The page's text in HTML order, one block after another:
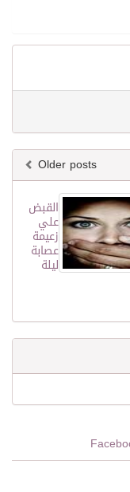
Older posts
القبض
علي
زعيمة
عصابة
ليلة